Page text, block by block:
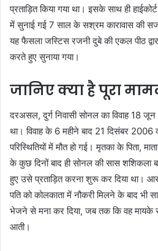
प्रताड़ित किया गया था। इसके साथ ही
में सुनाई गई 7 साल के सश्रम कारावास की
यह फैसला जस्टिस रजनी दुबे की एकल पीठ
करते हुए सुनाया गया।
जानिए क्या है पूरा
दरअसल, दुर्ग निवासी सोनल का विवाह 18
था। विवाह के 6 महीने बाद 21 दिसंबर 2006
परिस्थितियों में मौत हो गई। मृतका के पिता,
के कुछ दिनों बाद ही सोनल की सास शशिकला
हुए उसे प्रताड़ित करना शुरू कर दिया था।
पति को कोलकाता में नौकरी मिलने के बाद भी
भेजने से मना कर दिया, जब तक कि वह
आती।